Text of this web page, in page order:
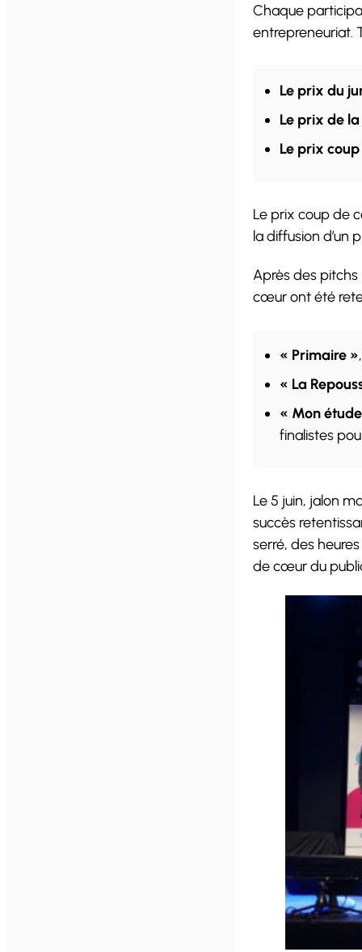
Chaque
entrepreneuriat.
Le prix du
Le prixde
Le prix
Le prix coup de
la diffusion d’un
Après des
cœur ont été
« Primaire »
« La
« Mon
finalistes
Le 5 juin, jalon
succès
serré, des
de cœur du